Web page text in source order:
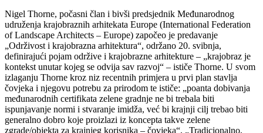
Nigel Thorne, počasni član i bivši predsjednik Međunarodnog
udruženja krajobraznih arhitekata Europe (International Federation
of Landscape Architects – Europe) započeo je predavanje
„Održivost i krajobrazna arhitektura“, održano 20. svibnja,
definirajući pojam održive i krajobrazne arhitekture – „krajobraz je
kontekst unutar kojeg se odvija sav razvoj“ – ističe Thorne. U svom
izlaganju Thorne kroz niz recentnih primjera u prvi plan stavlja
čovjeka i njegovu potrebu za prirodom te ističe: „poanta dobivanja
međunarodnih certifikata zelene gradnje ne bi trebala biti
ispunjavanje normi i stvaranje imidža, već bi krajnji cilj trebao biti
generalno dobro koje proizlazi iz koncepta takve zelene
zgrade/objekta za krajnjeg korisnika – čovjeka“. „Tradicionalno,